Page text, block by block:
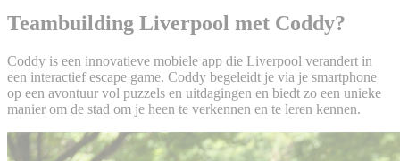
Teambuilding Liverpool met Coddy?
Coddy is een innovatieve mobiele app die Liverpool verandert in
een interactief escape game. Coddy begeleidt je via je smartphone
op een avontuur vol puzzels en uitdagingen en biedt zo een unieke
manier om de stad om je heen te verkennen en te leren kennen.